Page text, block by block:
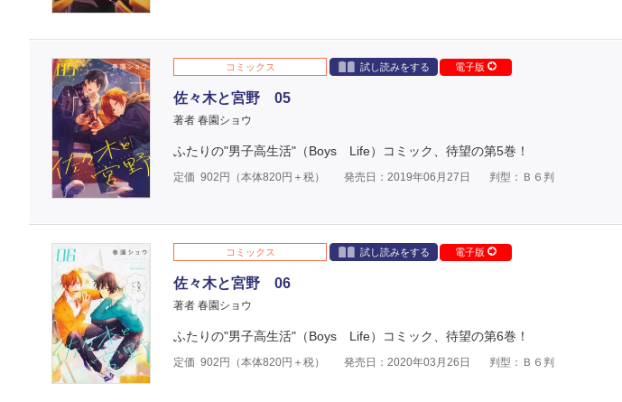
コミックス 試し読みをする 電子版
佐々木と宮野 05
著者 春園ショウ
ふたりの"男子高生活"（Boys Life）コミック、待望の第5巻！
定価 902 円（本体820円＋税） 発売日：2019年06月27日 判型：Ｂ６判
コミックス 試し読みをする 電子版
佐々木と宮野 06
著者 春園ショウ
ふたりの"男子高生活"（Boys Life）コミック、待望の第6巻！
定価 902 円（本体820円＋税） 発売日：2020年03月26日 判型：Ｂ６判